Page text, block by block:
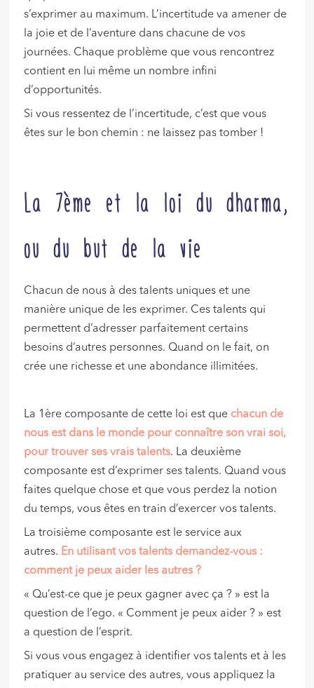
s’exprimer au maximum. L’incertitude va amener de
la joie et de l’aventure dans chacune de vos
journées. Chaque problème que vous rencontrez
contient en lui même un nombre infini
d’opportunités.
Si vous ressentez de l’incertitude, c’est que vous
êtes sur le bon chemin : ne laissez pas tomber !
La 7ème et la loi du dharma,
ou du but de la vie
Chacun de nous à des talents uniques et une
manière unique de les exprimer. Ces talents qui
permettent d’adresser parfaitement certains
besoins d’autres personnes. Quand on le fait, on
crée une richesse et une abondance illimitées.
La 1ère composante de cette loi est que chacun de
nous est dans le monde pour connaître son vrai soi,
pour trouver ses vrais talents. La deuxième
composante est d’exprimer ses talents. Quand vous
faites quelque chose et que vous perdez la notion
du temps, vous êtes en train d’exercer vos talents.
La troisième composante est le service aux
autres. En utilisant vos talents demandez-vous :
comment je peux aider les autres ?
« Qu’est-ce que je peux gagner avec ça ? » est la
question de l’ego. « Comment je peux aider ? » est
a question de l’esprit.
Si vous vous engagez à identifier vos talents et à les
pratiquer au service des autres, vous appliquez la